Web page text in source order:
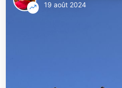
19 août 2024